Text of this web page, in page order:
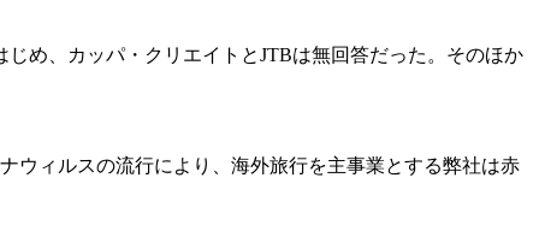
め、カッパ・クリエイトとJTBは無回答だった。そのほか
ウィルスの流行により、海外旅行を主事業とする弊社は赤